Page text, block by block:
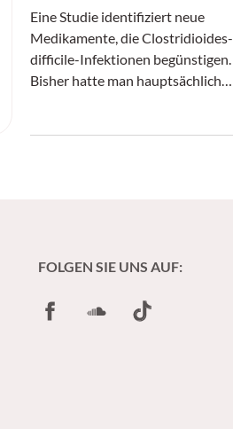
erhöhen
Eine Studie identifiziert neue
Medikamente, die Clostridioides-
difficile-Infektionen begünstigen.
Bisher hatte man hauptsächlich
FOLGEN SIE UNS AUF:
FacebookSoundCloud
TikTok